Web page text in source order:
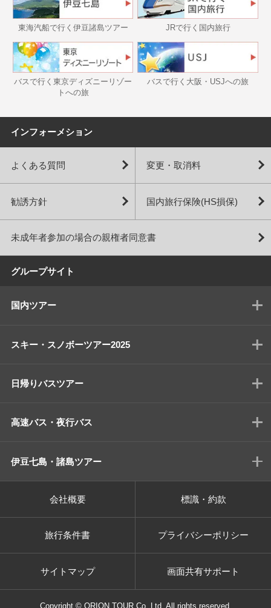
東海汽船で行く伊豆諸島ツアー JRで行く国内旅行
バスで行く東京ディズニーリゾー
トへの旅
バスで行く大阪・USJへの旅
インフォーメション
よくある質問 変更・取消料
勧誘方針 国内旅行保険(HS損保)
未成年者参加の場合の親権者同意書
グループサイト
国内ツアー
スキー・スノボーツアー2025
日帰りバスツアー
高速バス・夜行バス
伊豆七島・諸島ツアー
会社概要 標識・約款
旅行条件書 プライバシーポリシー
サイトマップ 画面共有サポート
Copyright © ORION TOUR Co.,Ltd. All rights reserved.